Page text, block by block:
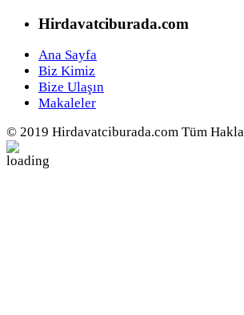
Hirdavatciburada.com
Ana Sayfa
Biz Kimiz
Bize Ulaşın
Makaleler
© 2019 Hirdavatciburada.com Tüm